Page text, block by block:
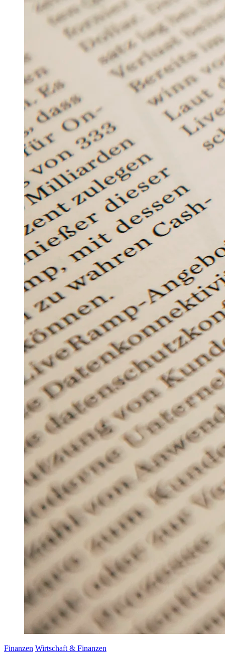
Finanzen Wirtschaft & Finanzen